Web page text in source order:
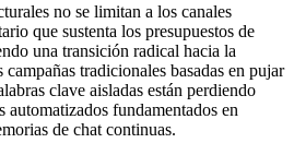
no se limitan a los canales
que sustenta los presupuestos de
una transición radical hacia la
tradicionales basadas en pujar
clave aisladas están perdiendo
automatizados fundamentados en
de chat continuas.